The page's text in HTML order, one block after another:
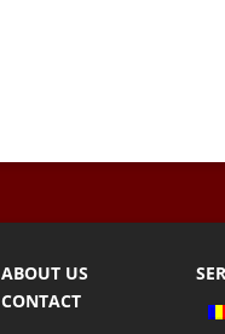
ABOUT US
CONTACT